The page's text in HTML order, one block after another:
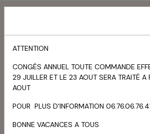
Livre d'or
TOUS LES MESSAGES
Panier
Votre panier est vide
Sondage
ATTENTION
CONGÉS ANNUEL TOUTE COMMANDE
29 JUILLER ET LE 23 AOUT SERA TRAITÉ A
AOUT
POUR PLUS D'INFORMATION
BONNE VACANCES A TOUS